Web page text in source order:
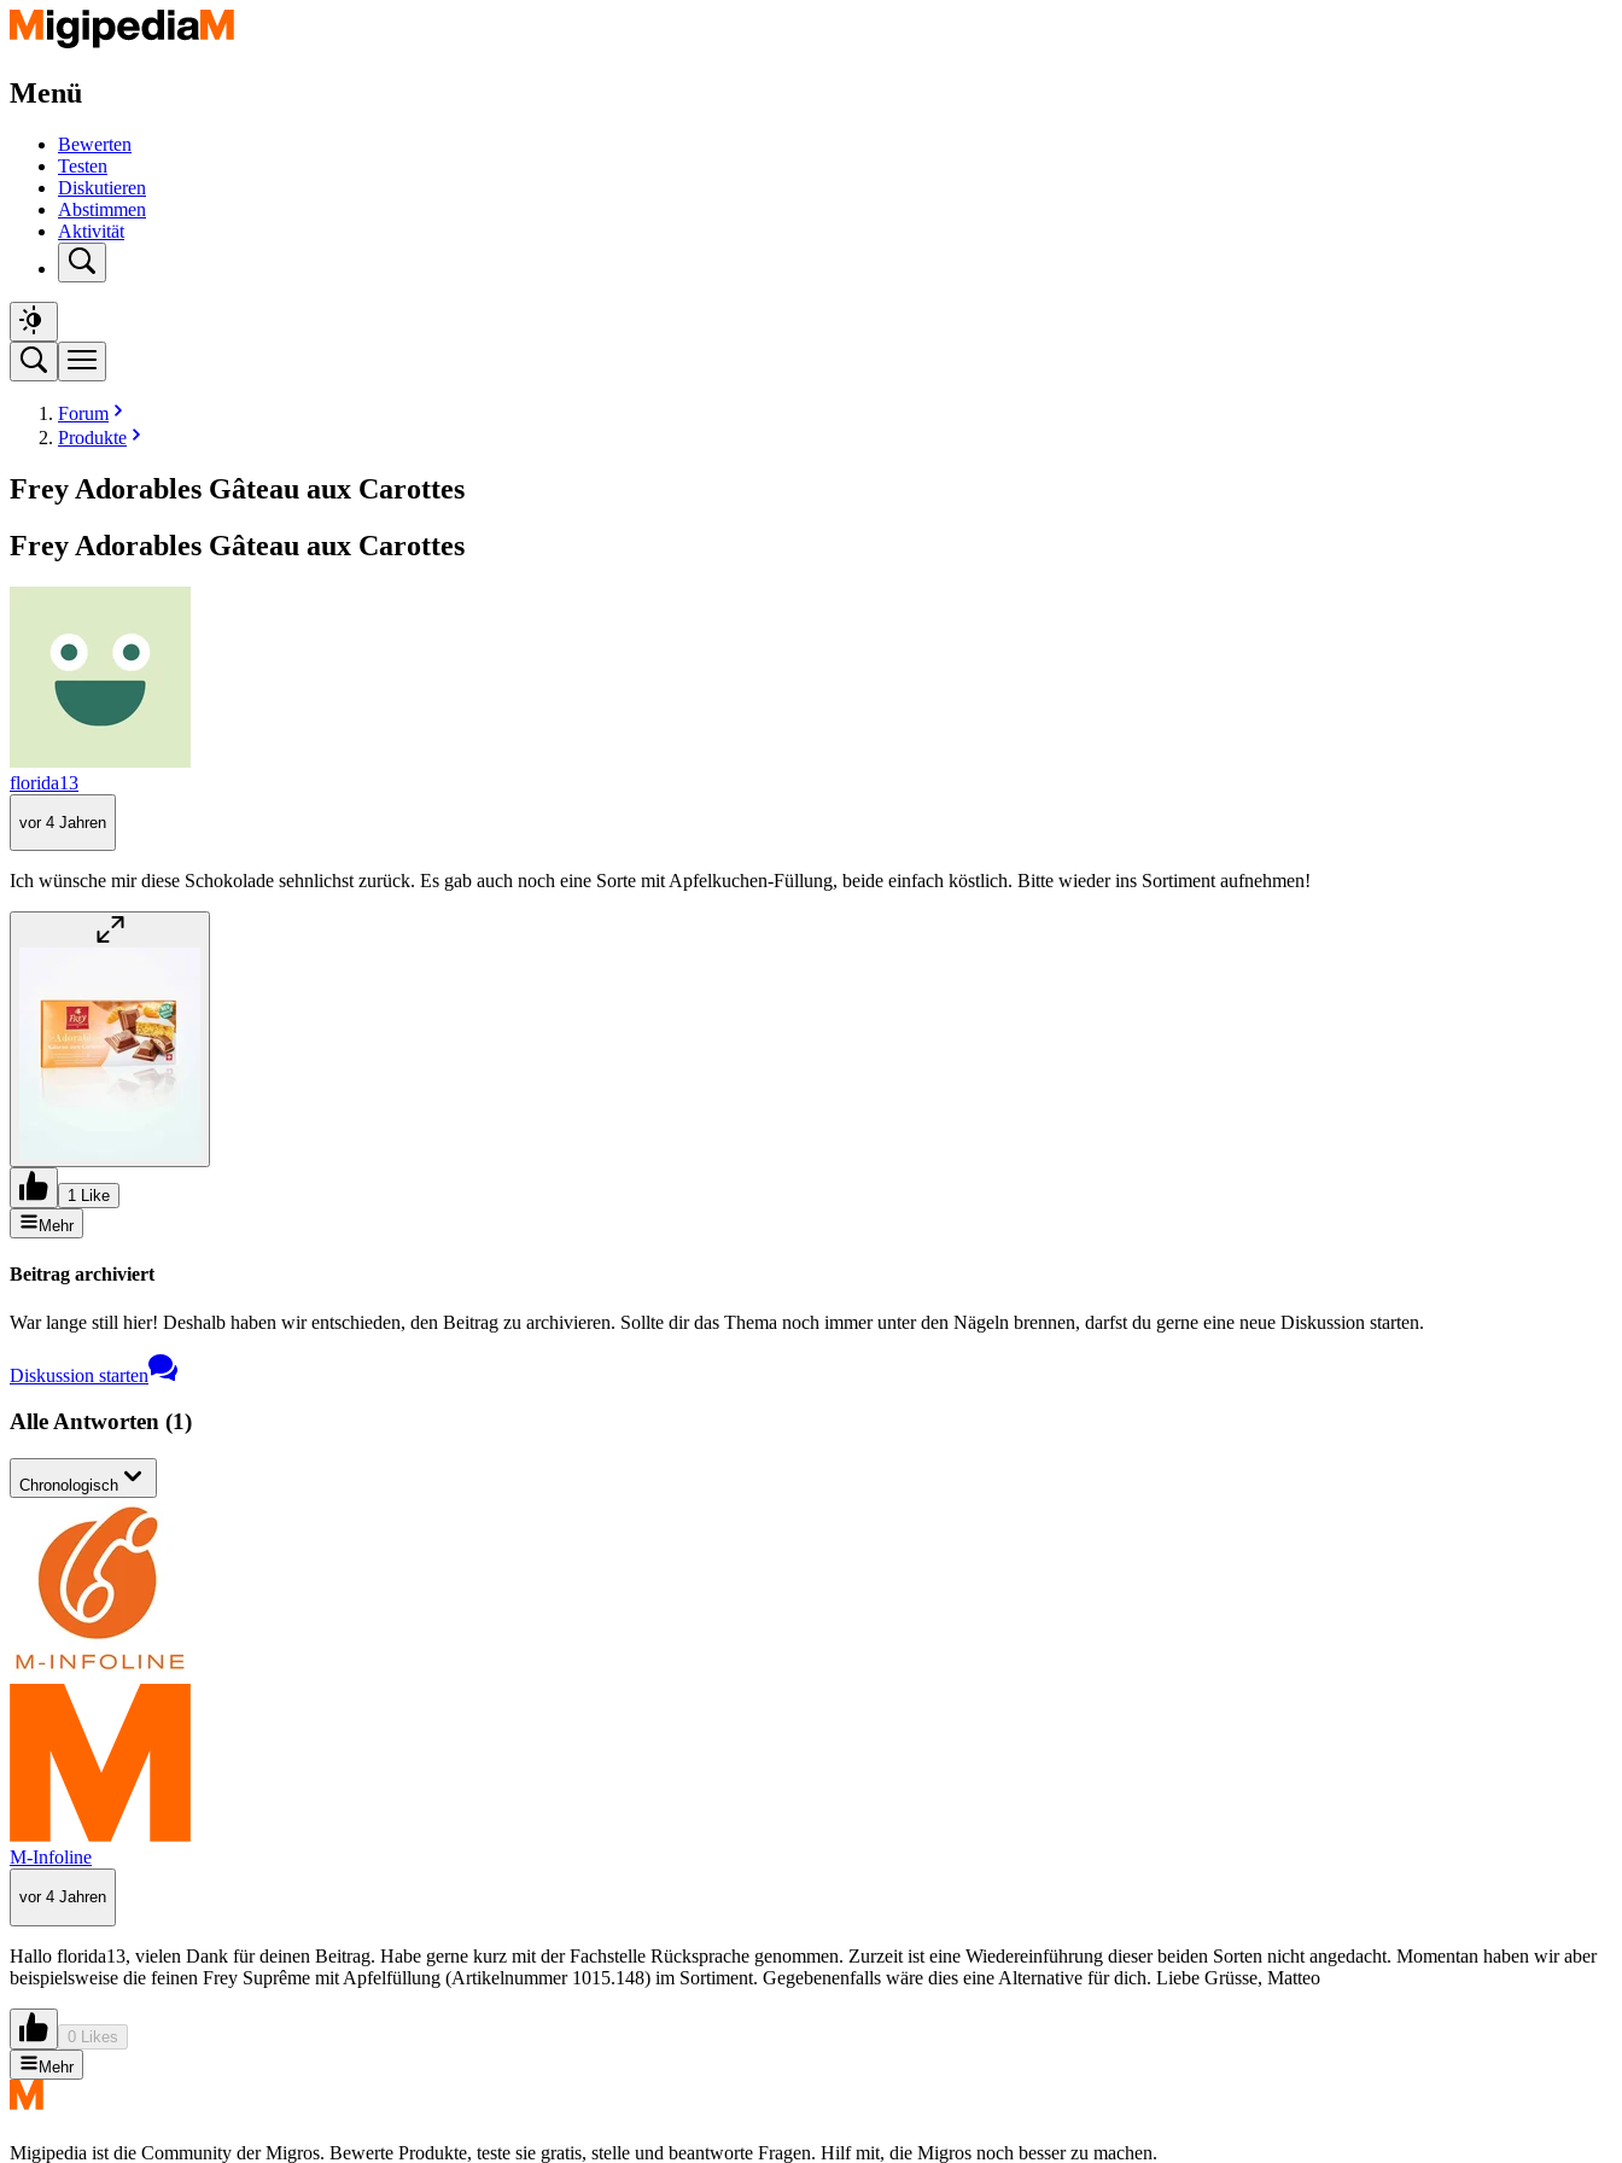
Menü
Bewerten
Testen
Diskutieren
Abstimmen
Aktivität
Forum
Produkte
Frey Adorables Gâteau aux Carottes
Frey Adorables Gâteau aux Carottes
florida13
vor 4 Jahren
Ich wünsche mir diese Schokolade sehnlichst zurück. Es gab auch noch eine Sorte mit Apfelkuchen-Füllung, beide einfach köstlich. Bitte wieder ins Sortiment aufnehmen!
1 Like
Mehr
Beitrag archiviert
War lange still hier! Deshalb haben wir entschieden, den Beitrag zu archivieren. Sollte dir das Thema noch immer unter den Nägeln brennen, darfst du gerne eine neue Diskussion starten.
Diskussion starten
Alle Antworten (1)
Chronologisch
M-Infoline
vor 4 Jahren
Hallo florida13, vielen Dank für deinen Beitrag. Habe gerne kurz mit der Fachstelle Rücksprache genommen. Zurzeit ist eine Wiedereinführung dieser beiden Sorten nicht angedacht. Momentan haben wir aber
beispielsweise die feinen Frey Suprême mit Apfelfüllung (Artikelnummer 1015.148) im Sortiment. Gegebenenfalls wäre dies eine Alternative für dich. Liebe Grüsse, Matteo
0 Likes
Mehr
Migipedia ist die Community der Migros. Bewerte Produkte, teste sie gratis, stelle und beantworte Fragen. Hilf mit, die Migros noch besser zu machen.